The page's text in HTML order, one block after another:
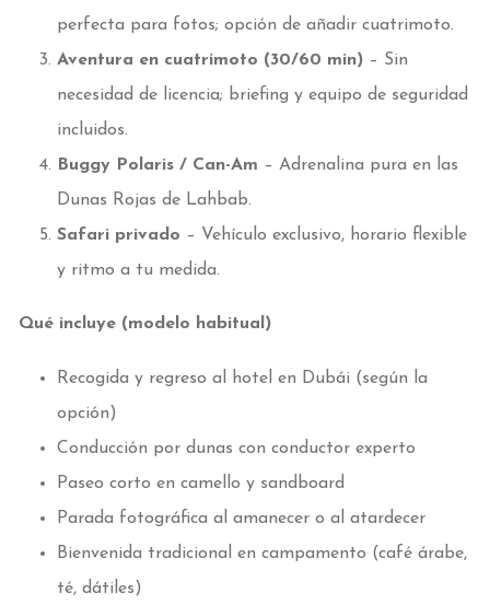
perfecta para fotos; opción de añadir cuatrimoto.
Aventura en cuatrimoto (30/60 min) – Sin
necesidad de licencia; briefing y equipo de seguridad
incluidos.
Buggy Polaris / Can-Am – Adrenalina pura en las
Dunas Rojas de Lahbab.
Safari privado – Vehículo exclusivo, horario flexible
y ritmo a tu medida.
Qué incluye (modelo habitual)
Recogida y regreso al hotel en Dubái (según la
opción)
Conducción por dunas con conductor experto
Paseo corto en camello y sandboard
Parada fotográfica al amanecer o al atardecer
Bienvenida tradicional en campamento (café árabe,
té, dátiles)